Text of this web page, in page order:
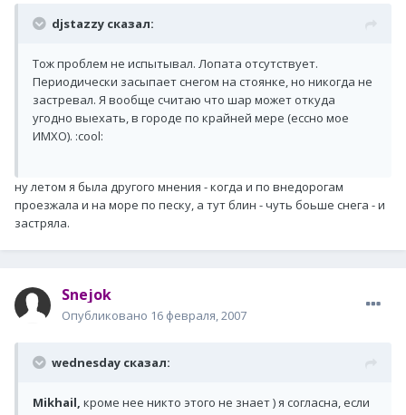
djstazzy сказал:
Тож проблем не испытывал. Лопата отсутствует.
Периодически засыпает снегом на стоянке, но никогда не
застревал. Я вообще считаю что шар может откуда
угодно выехать, в городе по крайней мере (ессно мое
ИМХО). :cool:
ну летом я была другого мнения - когда и по внедорогам
проезжала и на море по песку, а тут блин - чуть боьше снега - и
застряла.
Snejok
Опубликовано 16 февраля, 2007
wednesday сказал:
Mikhail, кроме нее никто этого не знает ) я согласна, если